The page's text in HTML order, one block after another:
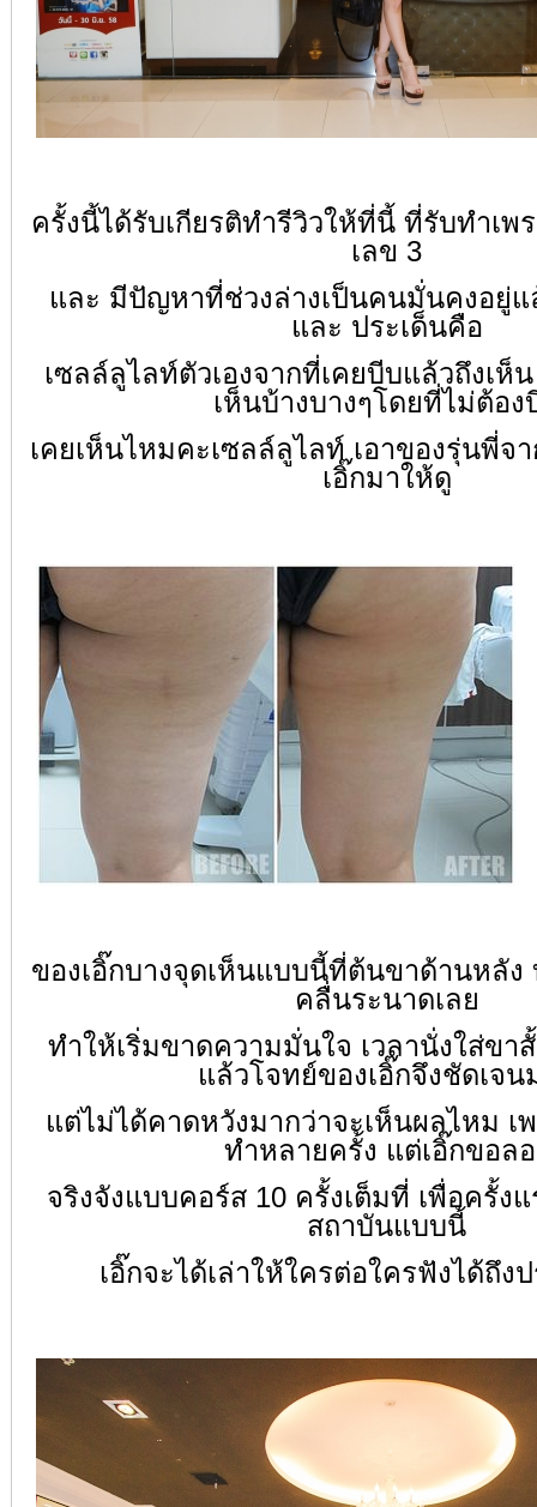
ครั้งนี้ได้รับเกียรติทำรีวิวให้ที่นี้ ที่รับทำเพ
เลข 3
และ มีปัญหาที่ช่วงล่างเป็นคนมั่นคงอยู่แ
และ ประเด็นคือ
เซลล์ลูไลท์ตัวเองจากที่เคยบีบแล้วถึงเห็
เห็นบ้างบางๆโดยที่ไม่ต้อง
เคยเห็นไหมคะเซลล์ลูไลท์ เอาของรุ่นพี่จ
เอิ๊กมาให้ดู
ของเอิ๊กบางจุดเห็นแบบนี้ที่ต้นขาด้านหลัง
คลื่นระนาดเลย
ทำให้เริ่มขาดความมั่นใจ เวลานั่งใส่ขา
แล้วโจทย์ของเอิ๊กจึงชัดเจน
แต่ไม่ได้คาดหวังมากว่าจะเห็นผลไหม เ
ทำหลายครั้ง แต่เอิ๊กขอล
จริงจังแบบคอร์ส 10 ครั้งเต็มที่ เพื่อครั้ง
สถาบันแบบนี้
เอิ๊กจะได้เล่าให้ใครต่อใครฟังได้ถึง